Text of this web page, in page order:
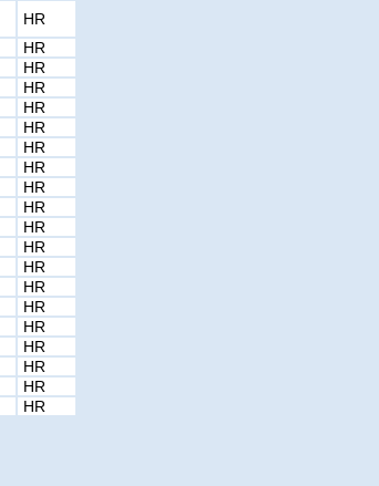
HR
HR
HR
HR
HR
HR
HR
HR
HR
HR
HR
HR
HR
HR
HR
HR
HR
HR
HR
HR